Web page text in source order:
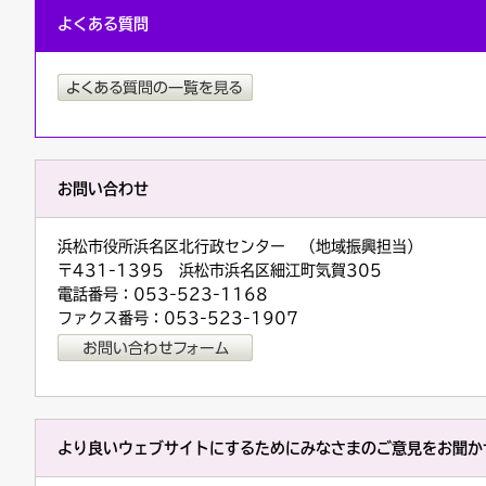
よくある質問
お問い合わせ
浜松市役所浜名区北行政センター （地域振興担当）
〒431-1395 浜松市浜名区細江町気賀305
電話番号：053-523-1168
ファクス番号：053-523-1907
より良いウェブサイトにするためにみなさまのご意見をお聞か